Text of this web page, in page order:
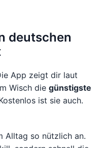
deutschen
App zeigt dir laut
Wisch die günstigste
ist sie auch.
Alltag so nützlich an.